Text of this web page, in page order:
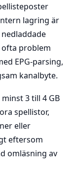
lagring är
ofta problem
EPG-parsing,
kanalbyte.
3 till 4 GB
spellistor,
eller
eftersom
omläsning av